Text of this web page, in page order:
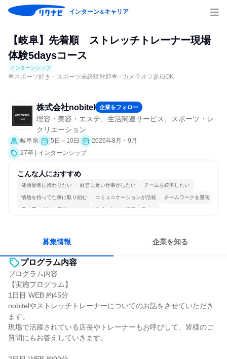
インターン＆キャリア
【岐阜】先着順 ストレッチトレーナー現場
体験5daysコース
インターンシップ
🌟スポーツ好き・スポーツ未経験歓迎🌟✅カメラオフ参加OK
株式会社nobitel 企業をフォロー
理容・美容・エステ、生活関連サービス、スポーツ・レ
クリエーション
岐阜県 5日～10日
2026年8月・9月
27卒 | インターンシップ
こんな人におすすめ
健康促進に携わりたい 経営に近い仕事がしたい チームを統率したい
情熱を持って仕事に取り組む コミュニケーションが活発 チームワークを重視
長く同じ会社に居続けられる 自分の好きな場所で働ける
募集情報 企業を知る
プログラム内容
プログラム内容
【実施プログラム】
1日目 WEB 約45分
nobitelやストレッチトレーナーについてのお話をさせていただき
ます。
現場で活躍されている店長やトレーナーもお呼びして、皆様のご
質問にもお答えしていきます。